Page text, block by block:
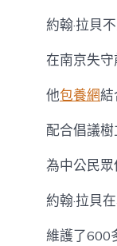
約翰·拉貝
在南京失守
他包養網結
配合倡議樹
為中公民眾
約翰·拉貝
維護了600